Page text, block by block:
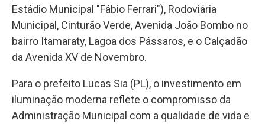
Estádio Municipal "Fábio Ferrari"), Rodoviária
Municipal, Cinturão Verde, Avenida João Bombo no
bairro Itamaraty, Lagoa dos Pássaros, e o Calçadão
da Avenida XV de Novembro.
Para o prefeito Lucas Sia (PL), o investimento em
iluminação moderna reflete o compromisso da
Administração Municipal com a qualidade de vida e